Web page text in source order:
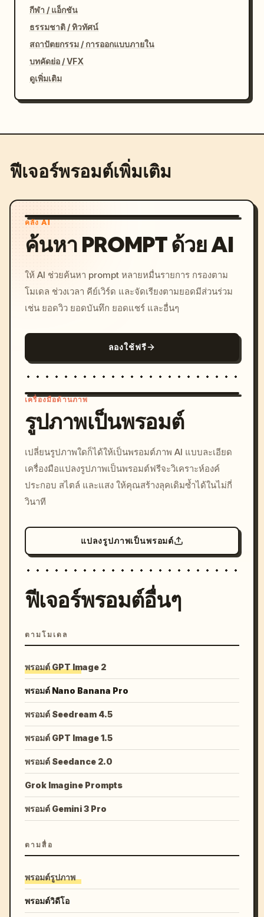
กีฬา / แอ็กชัน
ธรรมชาติ / ทิวทัศน์
สถาปัตยกรรม / การออกแบบภายใน
บทคัดย่อ / VFX
ดูเพิ่มเติม
ฟีเจอร์พรอมต์เพิ่มเติม
คลัง AI
ค้นหา PROMPT ด้วย AI
ให้ AI ช่วยค้นหา prompt หลายหมื่นรายการ กรองตาม
โมเดล ช่วงเวลา คีย์เวิร์ด และจัดเรียงตามยอดมีส่วนร่วม
เช่น ยอดวิว ยอดบันทึก ยอดแชร์ และอื่นๆ
ลองใช้ฟรี
c, cyberpunk sunset, neon
colors, 8k --v 6.0
เครื่องมือด้านภาพ
รูปภาพเป็นพรอมต์
เปลี่ยนรูปภาพใดก็ได้ให้เป็นพรอมต์ภาพ AI แบบละเอียด
เครื่องมือแปลงรูปภาพเป็นพรอมต์ฟรีจะวิเคราะห์องค์
ประกอบ สไตล์ และแสง ให้คุณสร้างลุคเดิมซ้ำได้ในไม่กี่
วินาที
แปลงรูปภาพเป็นพรอมต์
ฟีเจอร์พรอมต์อื่นๆ
ตามโมเดล
พรอมต์ GPT Image 2
พรอมต์ Nano Banana Pro
พรอมต์ Seedream 4.5
พรอมต์ GPT Image 1.5
พรอมต์ Seedance 2.0
Grok Imagine Prompts
พรอมต์ Gemini 3 Pro
ตามสื่อ
พรอมต์รูปภาพ
พรอมต์วิดีโอ